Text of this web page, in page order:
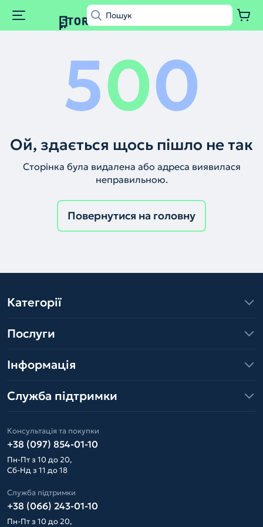
500
Ой, здається щось пішло не так
Сторінка була видалена або адреса виявилася
неправильною.
Повернутися на головну
Категорії
Послуги
Інформація
Служба підтримки
Консультація та покупки
+38 (097) 854-01-10
Пн-Пт з 10 до 20,
Сб-Нд з 11 до 18
Служба підтримки
+38 (066) 243-01-10
Пн-Пт з 10 до 20,